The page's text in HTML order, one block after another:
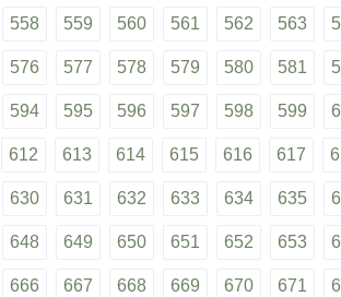
558 559 560 561 562 563
576 577 578 579 580 581
594 595 596 597 598 599
612 613 614 615 616 617
630 631 632 633 634 635
648 649 650 651 652 653
666 667 668 669 670 671